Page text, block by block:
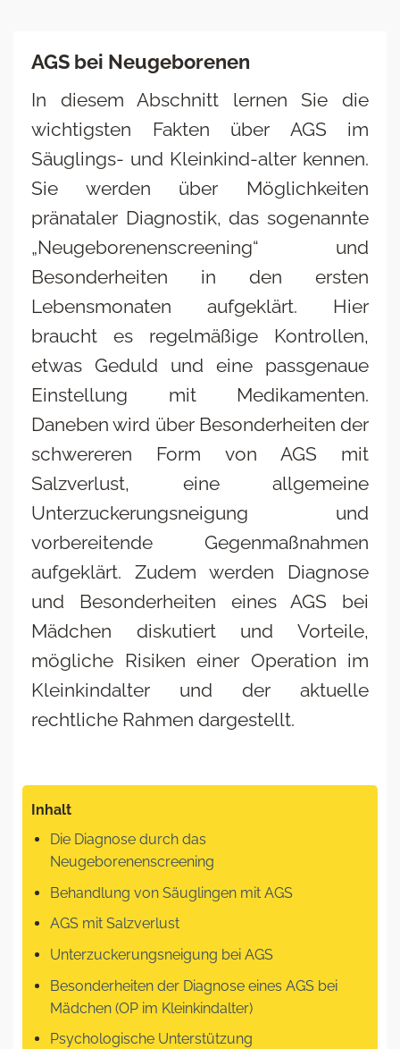
AGS bei Neugeborenen
In diesem Abschnitt lernen Sie die
wichtigsten Fakten über AGS im
Säuglings- und Kleinkind-alter kennen.
Sie werden über Möglichkeiten
pränataler Diagnostik, das sogenannte
„Neugeborenenscreening“ und
Besonderheiten in den ersten
Lebensmonaten aufgeklärt. Hier
braucht es regelmäßige Kontrollen,
etwas Geduld und eine passgenaue
Einstellung mit Medikamenten.
Daneben wird über Besonderheiten der
schwereren Form von AGS mit
Salzverlust, eine allgemeine
Unterzuckerungsneigung und
vorbereitende Gegenmaßnahmen
aufgeklärt. Zudem werden Diagnose
und Besonderheiten eines AGS bei
Mädchen diskutiert und Vorteile,
mögliche Risiken einer Operation im
Kleinkindalter und der aktuelle
rechtliche Rahmen dargestellt.
Inhalt
Die Diagnose durch das
Neugeborenenscreening
Behandlung von Säuglingen mit AGS
AGS mit Salzverlust
Unterzuckerungsneigung bei AGS
Besonderheiten der Diagnose eines AGS bei
Mädchen (OP im Kleinkindalter)
Psychologische Unterstützung